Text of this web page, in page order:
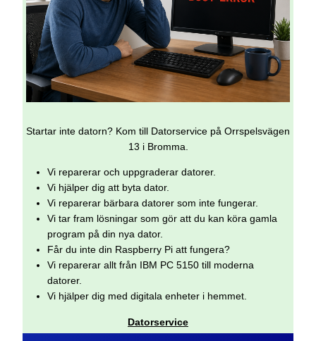
Startar inte datorn? Kom till Datorservice på Orrspelsvägen
13 i Bromma.
Vi reparerar och uppgraderar datorer.
Vi hjälper dig att byta dator.
Vi reparerar bärbara datorer som inte fungerar.
Vi tar fram lösningar som gör att du kan köra gamla
program på din nya dator.
Får du inte din Raspberry Pi att fungera?
Vi reparerar allt från IBM PC 5150 till moderna
datorer.
Vi hjälper dig med digitala enheter i hemmet.
Datorservice